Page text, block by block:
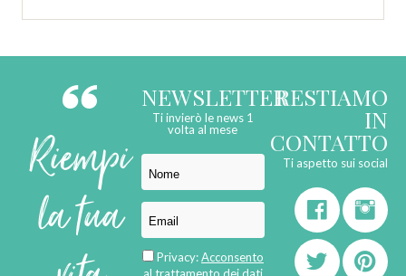
Riempi
la tua
NEWSLETTER
Ti invierò le news 1
volta al mese
Privacy:Acconsento
RESTIAMO
IN
CONTATTO
Ti aspetto sui social